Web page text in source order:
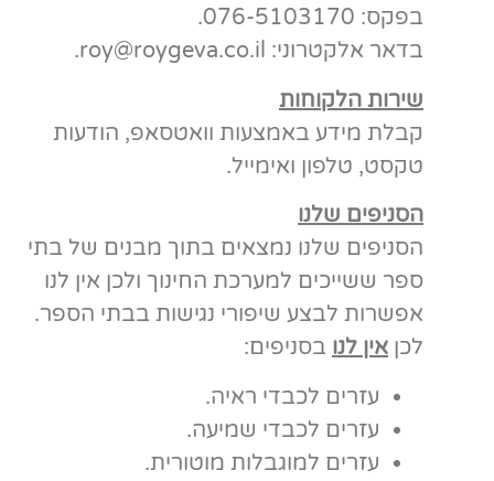
בפקס: 076-5103170.
בדאר אלקטרוני: roy@roygeva.co.il.
שירות הלקוחות
קבלת מידע באמצעות וואטסאפ, הודעות
טקסט, טלפון ואימייל.
הסניפים שלנו
הסניפים שלנו נמצאים בתוך מבנים של בתי
ספר ששייכים למערכת החינוך ולכן אין לנו
אפשרות לבצע שיפורי נגישות בבתי הספר.
לכן אין לנו בסניפים:
עזרים לכבדי ראיה.
עזרים לכבדי שמיעה.
עזרים למוגבלות מוטורית.